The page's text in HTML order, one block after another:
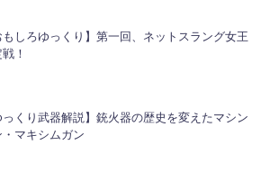
もしろゆっくり】第一回、ネットスラング女王
！
っくり武器解説】銃火器の歴史を変えたマシン
・マキシムガン